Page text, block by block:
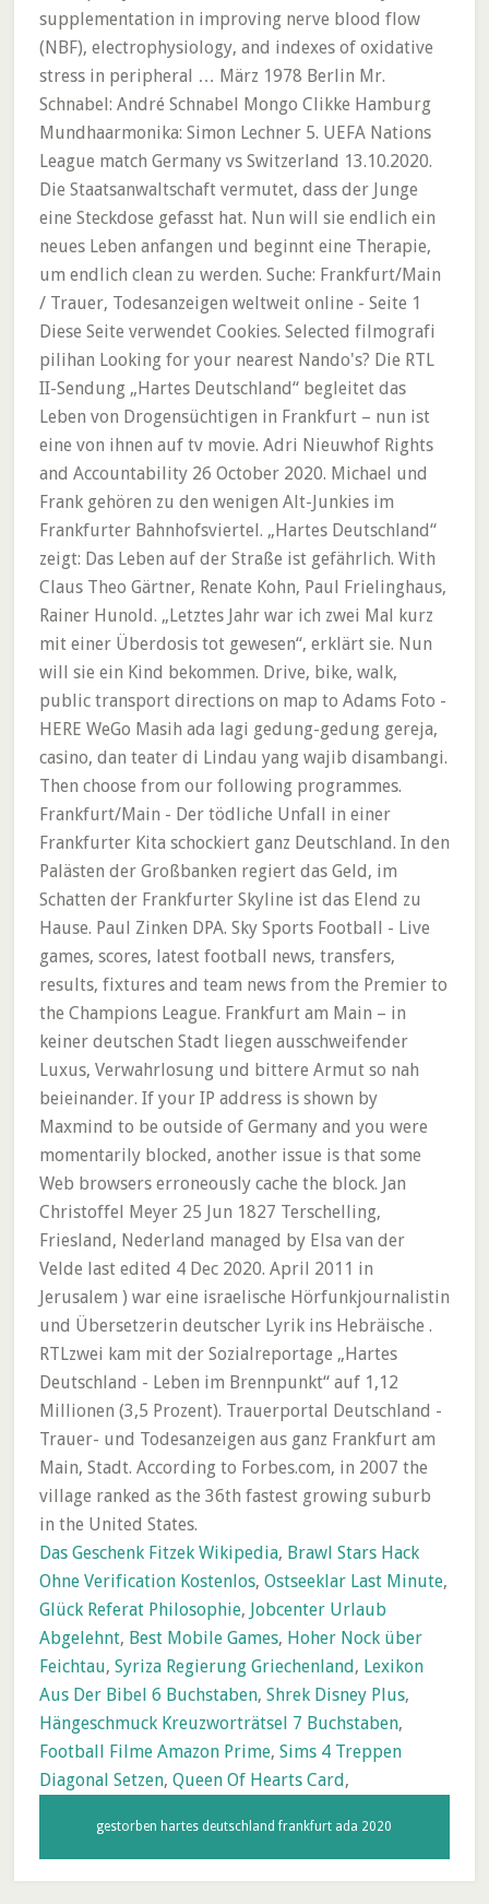
Das Geschenk Fitzek Wikipedia, Brawl Stars Hack
Ohne Verification Kostenlos, Ostseeklar Last Minute,
Glück Referat Philosophie, Jobcenter Urlaub
Abgelehnt, Best Mobile Games, Hoher Nock über
Feichtau, Syriza Regierung Griechenland, Lexikon
Aus Der Bibel 6 Buchstaben, Shrek Disney Plus,
Hängeschmuck Kreuzworträtsel 7 Buchstaben,
Football Filme Amazon Prime, Sims 4 Treppen
Diagonal Setzen, Queen Of Hearts Card,
gestorben hartes deutschland frankfurt ada 2020